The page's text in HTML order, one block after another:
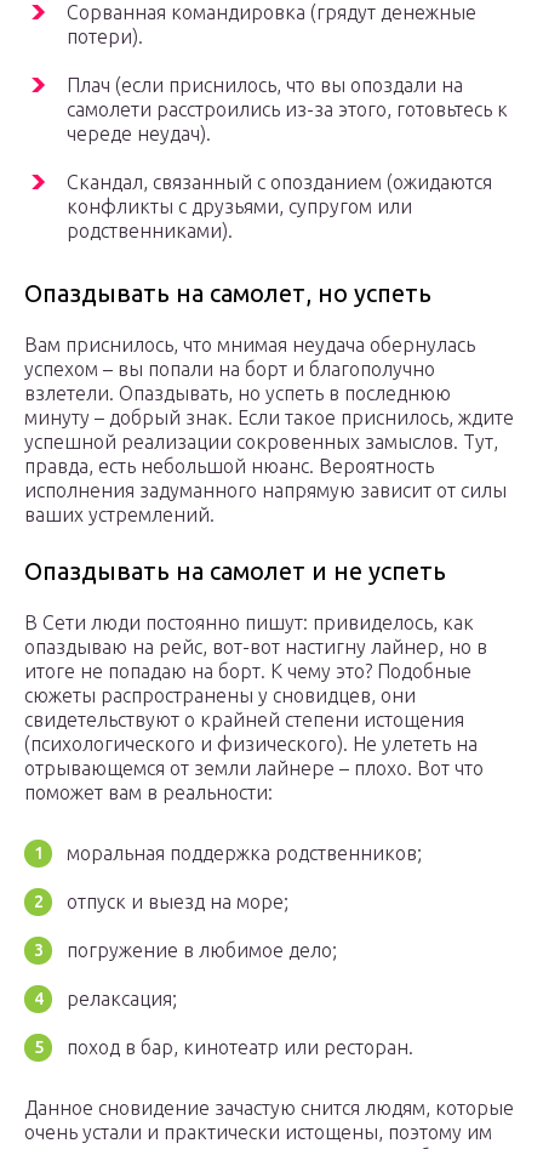
Сорванная командировка (грядут денежные
потери).
Плач (если приснилось, что вы опоздали на
самолети расстроились из-за этого, готовьтесь к
череде неудач).
Скандал, связанный с опозданием (ожидаются
конфликты с друзьями, супругом или
родственниками).
Опаздывать на самолет, но успеть
Вам приснилось, что мнимая неудача обернулась
успехом – вы попали на борт и благополучно
взлетели. Опаздывать, но успеть в последнюю
минуту – добрый знак. Если такое приснилось, ждите
успешной реализации сокровенных замыслов. Тут,
правда, есть небольшой нюанс. Вероятность
исполнения задуманного напрямую зависит от силы
ваших устремлений.
Опаздывать на самолет и не успеть
В Сети люди постоянно пишут: привиделось, как
опаздываю на рейс, вот-вот настигну лайнер, но в
итоге не попадаю на борт. К чему это? Подобные
сюжеты распространены у сновидцев, они
свидетельствуют о крайней степени истощения
(психологического и физического). Не улететь на
отрывающемся от земли лайнере – плохо. Вот что
поможет вам в реальности:
моральная поддержка родственников;
отпуск и выезд на море;
погружение в любимое дело;
релаксация;
поход в бар, кинотеатр или ресторан.
Данное сновидение зачастую снится людям, которые
очень устали и практически истощены, поэтому им